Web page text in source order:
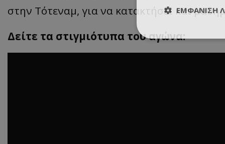
στην Τότεναμ, για να κατακτήσει και
Δείτε τα στιγμιότυπα του αγώνα:
ΕΜΦΆΝΙΣΗ